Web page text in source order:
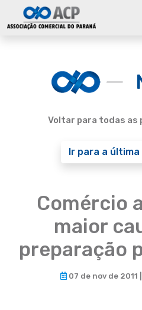
Voltar para todas as
Ir para a
Comércio
maior
preparação
07 de nov de 2011